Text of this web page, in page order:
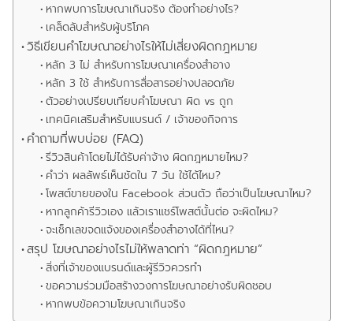
หากพบการโฆษณาเกินจริง ต้องทำอย่างไร?
เคล็ดลับสำหรับผู้บริโภค
วิธีเขียนคำโฆษณาอย่างไรให้ไม่เสี่ยงผิดกฎหมาย
หลัก 3 ไม่ สำหรับการโฆษณาเครื่องสำอาง
หลัก 3 ใช้ สำหรับการสื่อสารอย่างปลอดภัย
ตัวอย่างเปรียบเทียบคำโฆษณา ผิด vs ถูก
เทคนิคเสริมสำหรับแบรนด์ / เจ้าของกิจการ
คำถามที่พบบ่อย (FAQ)
รีวิวสินค้าโดยไม่ได้รับค่าจ้าง ผิดกฎหมายไหม?
คำว่า ผลลัพธ์เห็นชัดใน 7 วัน ใช้ได้ไหม?
โพสต์ขายของใน Facebook ส่วนตัว ถือว่าเป็นโฆษณาไหม?
หากลูกค้ารีวิวเอง แล้วเราแชร์โพสต์นั้นต่อ จะผิดไหม?
จะเช็กเลขจดแจ้งของเครื่องสำอางได้ที่ไหน?
สรุป โฆษณาอย่างไรไม่ให้พลาดท่า “ผิดกฎหมาย”
สิ่งที่เจ้าของแบรนด์และผู้รีวิวควรทำ
ขอความร่วมมือสร้างวงการโฆษณาอย่างรับผิดชอบ
หากพบข้อความโฆษณาเกินจริง